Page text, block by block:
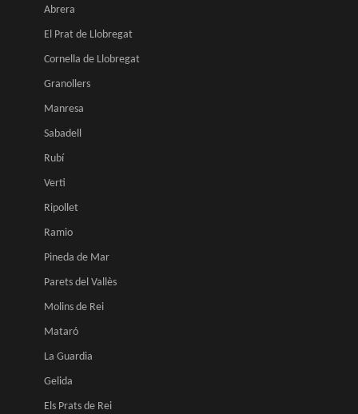
Abrera
El Prat de Llobregat
Cornella de Llobregat
Granollers
Manresa
Sabadell
Rubí
Verti
Ripollet
Ramio
Pineda de Mar
Parets del Vallès
Molins de Rei
Mataró
La Guardia
Gelida
Els Prats de Rei